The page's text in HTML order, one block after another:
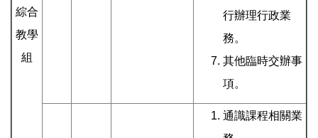
綜合
教學
組
行辦理行政業
務。
其他臨時交辦事
項。
通識課程相關業